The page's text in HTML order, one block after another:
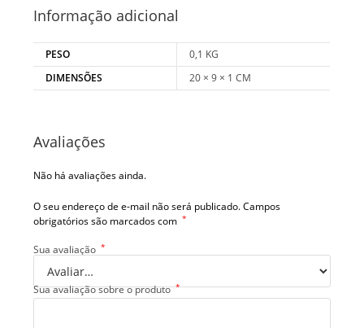
Informação adicional
PESO
0,1 KG
DIMENSÕES
20 × 9 × 1 CM
Avaliações
Não há avaliações ainda.
O seu endereço de e-mail não será publicado.Campos
obrigatórios são marcados com *
Sua avaliação *
Sua avaliação sobre o produto *